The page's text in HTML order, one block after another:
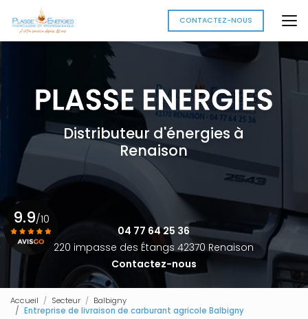
au
contenu
principal
CONTACTEZ-NOUS
Distributeur d'énergies à
Renaison
04 77 64 25 36
220 impasse des Étangs 42370 Renaison
Contactez-nous
9.9/10
Accueil Secteur
Balbigny
Entreprise de livraison de carburant agricole Balbigny